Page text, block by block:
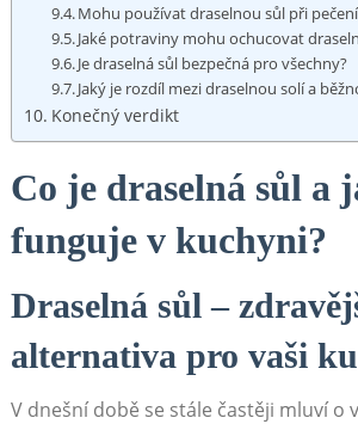
Mohu používat draselnou sůl při
Jaké potraviny mohu ochucovat
Je draselná sůl bezpečná pro všechny?
Jaký je rozdíl mezi draselnou solí a
Konečný verdikt
Co je draselná sůl a
funguje v kuchyni?
Draselná sůl –
alternativa pro vaši
V dnešní době se stále častěji mluví o